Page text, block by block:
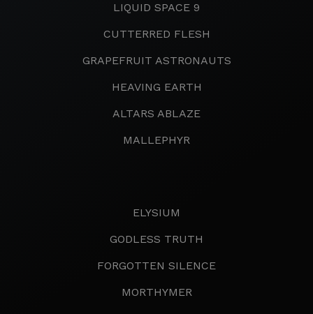
LIQUID SPACE 9
CUTTERRED FLESH
GRAPEFRUIT ASTRONAUTS
HEAVING EARTH
ALTARS ABLAZE
MALLEPHYR
ELYSIUM
GODLESS TRUTH
FORGOTTEN SILENCE
MORTHYMER